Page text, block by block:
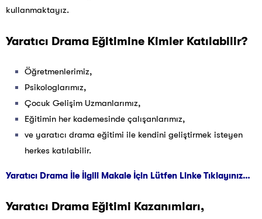
kullanmaktayız.
Yaratıcı Drama Eğitimine Kimler Katılabilir?
Öğretmenlerimiz,
Psikologlarımız,
Çocuk Gelişim Uzmanlarımız,
Eğitimin her kademesinde çalışanlarımız,
ve yaratıcı drama eğitimi ile kendini geliştirmek isteyen
herkes katılabilir.
Yaratıcı Drama İle İlgili Makale İçin Lütfen Linke Tıklayınız…
Yaratıcı Drama Eğitimi Kazanımları,